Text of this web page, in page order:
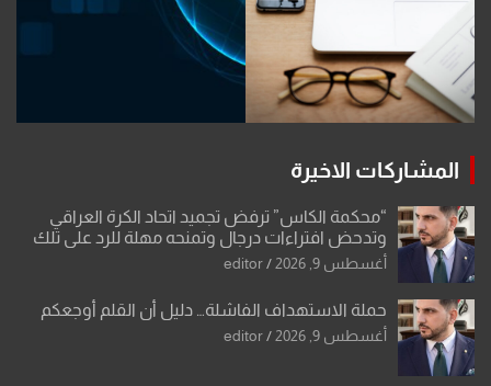
المشاركات الاخيرة
“محكمة الكاس” ترفض تجميد اتحاد الكرة العراقي
وتدحض افتراءات درجال وتمنحه مهلة للرد على تلك
الشكوى
أغسطس 9, 2026 editor
حملة الاستهداف الفاشلة… دليل أن القلم أوجعكم
أغسطس 9, 2026 editor